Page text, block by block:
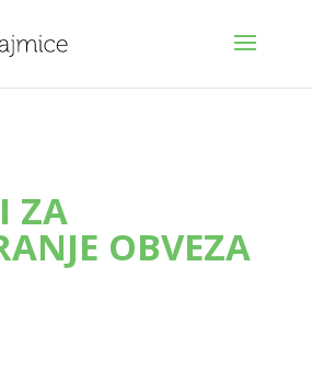
ZA
OBVEZA